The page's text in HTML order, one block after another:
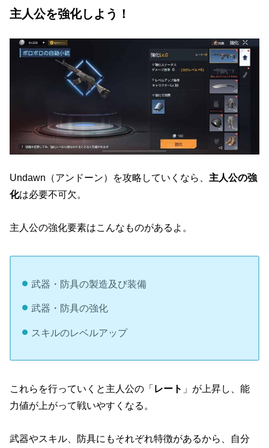
主人公を強化しよう！
Undawn（アンドーン）を攻略していくなら、 主人公の強
化は必要不可欠。
主人公の強化要素はこんなものがあるよ。
武器・防具の製造及び装備
武器・防具の強化
スキルのレベルアップ
これらを行っていくと主人公の「 レート 」が上昇し、能
力値が上がって戦いやすくなる。
武器やスキル、防具にもそれぞれ特徴があるから、自分